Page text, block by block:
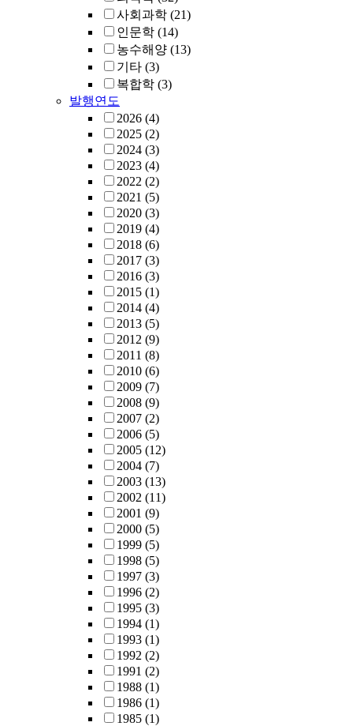
사회과학 (21)
인문학 (14)
농수해양 (13)
기타 (3)
복합학 (3)
발행연도
2026 (4)
2025 (2)
2024 (3)
2023 (4)
2022 (2)
2021 (5)
2020 (3)
2019 (4)
2018 (6)
2017 (3)
2016 (3)
2015 (1)
2014 (4)
2013 (5)
2012 (9)
2011 (8)
2010 (6)
2009 (7)
2008 (9)
2007 (2)
2006 (5)
2005 (12)
2004 (7)
2003 (13)
2002 (11)
2001 (9)
2000 (5)
1999 (5)
1998 (5)
1997 (3)
1996 (2)
1995 (3)
1994 (1)
1993 (1)
1992 (2)
1991 (2)
1988 (1)
1986 (1)
1985 (1)